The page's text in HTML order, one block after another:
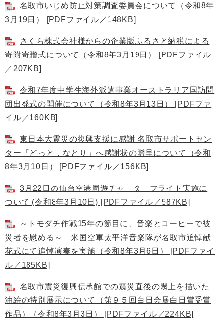
名取市いじめ防止対策調査委員会について（令和8年
3月19日） [PDFファイル／148KB]
さくら株式会社様からの企業版ふるさと納税による
寄附寄贈式について（令和8年3月19日） [PDFファイル
／207KB]
令和7年度中学生海外派遣事業オーストラリア国訪問
団出発式の開催について（令和8年3月13日） [PDFファ
イル／160KB]
東日本大震災の復興支援に感謝 名取市サポートセン
ター「どっと．なとり」へ感謝状の贈呈について（令和
8年3月10日） [PDFファイル／156KB]
3月22日の仙台空港周遊チャーターフライト実施に
ついて (令和8年3月10日) [PDFファイル／587KB]
～トモダチ作戦15年の節目に、音楽とコーヒーで被
災者を慰める～ 米国空軍太平洋音楽隊が名取市追悼献
花式にて追悼演奏を実施（令和8年3月6日） [PDFファイ
ル／185KB]
名取市震災復興伝承館での震災直後の閖上を描いた
油絵の特別展示について（第９５回白日会展白日賞受賞
作品）（令和8年3月3日） [PDFファイル／224KB]